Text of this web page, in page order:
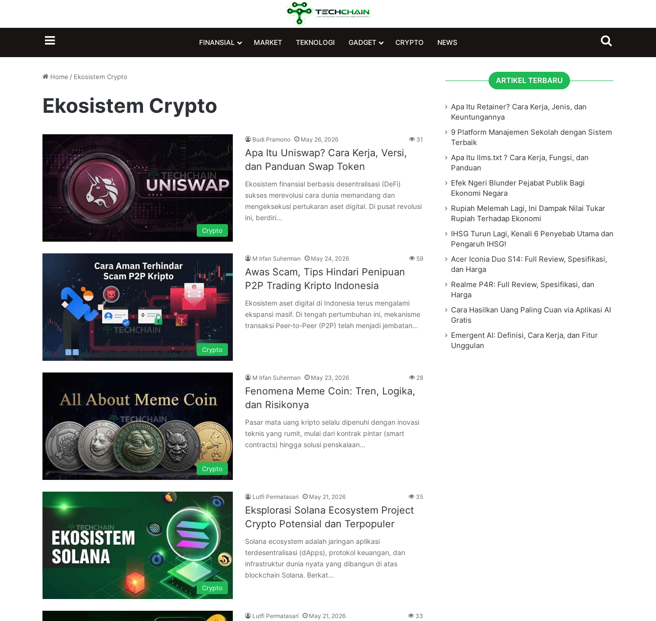
FINANSIAL MARKET TEKNOLOGI GADGET CRYPTO NEWS
Sidebar
Home / Ekosistem Crypto
Ekosistem Crypto
Crypto
Budi Pramono May 26, 2026 31
Apa Itu Uniswap? Cara Kerja, Versi,
dan Panduan Swap Token
Ekosistem finansial berbasis desentralisasi (DeFi)
sukses merevolusi cara dunia memandang dan
mengeksekusi pertukaran aset digital. Di pusat revolusi
ini, berdiri…
Crypto
M Irfan Suherman May 24, 2026 59
Awas Scam, Tips Hindari Penipuan
P2P Trading Kripto Indonesia
Ekosistem aset digital di Indonesia terus mengalami
ekspansi masif. Di tengah pertumbuhan ini, mekanisme
transaksi Peer-to-Peer (P2P) telah menjadi jembatan…
Crypto
M Irfan Suherman May 23, 2026 28
Fenomena Meme Coin: Tren, Logika,
dan Risikonya
Pasar mata uang kripto selalu dipenuhi dengan inovasi
teknis yang rumit, mulai dari kontrak pintar (smart
contracts) hingga solusi penskalaan…
Crypto
Lutfi Permatasari May 21, 2026 35
Eksplorasi Solana Ecosystem Project
Crypto Potensial dan Terpopuler
Solana ecosystem adalah jaringan aplikasi
terdesentralisasi (dApps), protokol keuangan, dan
infrastruktur dunia nyata yang dibangun di atas
blockchain Solana. Berkat…
Lutfi Permatasari May 21, 2026 33
ARTIKEL TERBARU
Apa Itu Retainer? Cara Kerja, Jenis, dan
Keuntungannya
9 Platform Manajemen Sekolah dengan Sistem
Terbaik
Apa Itu llms.txt ? Cara Kerja, Fungsi, dan
Panduan
Efek Ngeri Blunder Pejabat Publik Bagi
Ekonomi Negara
Rupiah Melemah Lagi, Ini Dampak Nilai Tukar
Rupiah Terhadap Ekonomi
IHSG Turun Lagi, Kenali 6 Penyebab Utama dan
Pengaruh IHSG!
Acer Iconia Duo S14: Full Review, Spesifikasi,
dan Harga
Realme P4R: Full Review, Spesifikasi, dan
Harga
Cara Hasilkan Uang Paling Cuan via Aplikasi AI
Gratis
Emergent AI: Definisi, Cara Kerja, dan Fitur
Unggulan